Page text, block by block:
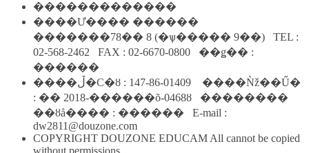
�������������
����Ư���� ������
�������78�� 8 (�ѱ����� 9��) TEL :
02-568-2462 FAX : 02-6670-0800 ��ǥ�� :
������
����ڵ�Ϲ�ȣ : 147-86-01409 ����Ǹž��Ű�
: �� 2018-������õ-0468ȣ ��������
��ȣå���� : ������ E-mail :
dw2811@douzone.com
COPYRIGHT DOUZONE EDUCAM All cannot be copied
without permissions.